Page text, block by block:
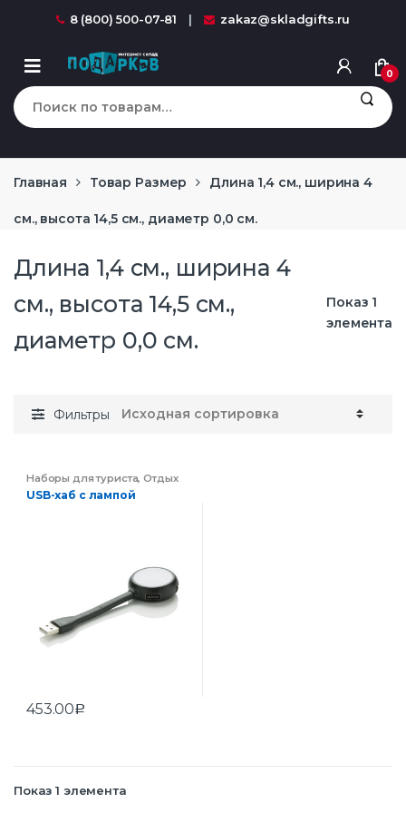
8 (800) 500-07-81 zakaz@skladgifts.ru
0
Искать:
Главная Товар Размер Длина 1,4 см., ширина 4
см., высота 14,5 см., диаметр 0,0 см.
Длина 1,4 см., ширина 4
см., высота 14,5 см.,
диаметр 0,0 см.
Показ 1
элемента
Фильтры
Наборы для туриста,Отдых
USB-хаб с лампой
453.00Р
Показ 1 элемента